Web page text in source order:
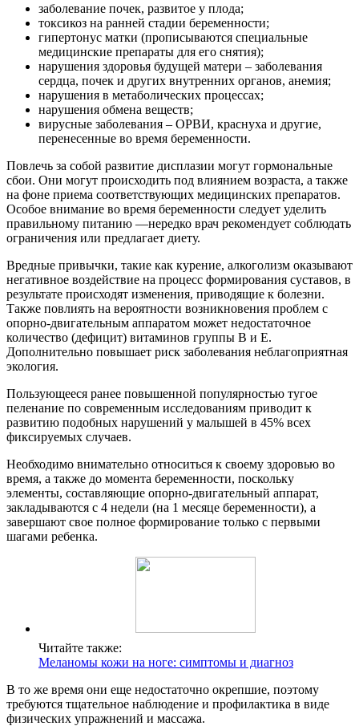
заболевание почек, развитое у плода;
токсикоз на ранней стадии беременности;
гипертонус матки (прописываются специальные
медицинские препараты для его снятия);
нарушения здоровья будущей матери – заболевания
сердца, почек и других внутренних органов, анемия;
нарушения в метаболических процессах;
нарушения обмена веществ;
вирусные заболевания – ОРВИ, краснуха и другие,
перенесенные во время беременности.
Повлечь за собой развитие дисплазии могут гормональные
сбои. Они могут происходить под влиянием возраста, а также
на фоне приема соответствующих медицинских препаратов.
Особое внимание во время беременности следует уделить
правильному питанию —нередко врач рекомендует соблюдать
ограничения или предлагает диету.
Вредные привычки, такие как курение, алкоголизм оказывают
негативное воздействие на процесс формирования суставов, в
результате происходят изменения, приводящие к болезни.
Также повлиять на вероятности возникновения проблем с
опорно-двигательным аппаратом может недостаточное
количество (дефицит) витаминов группы В и Е.
Дополнительно повышает риск заболевания неблагоприятная
экология.
Пользующееся ранее повышенной популярностью тугое
пеленание по современным исследованиям приводит к
развитию подобных нарушений у малышей в 45% всех
фиксируемых случаев.
Необходимо внимательно относиться к своему здоровью во
время, а также до момента беременности, поскольку
элементы, составляющие опорно-двигательный аппарат,
закладываются с 4 недели (на 1 месяце беременности), а
завершают свое полное формирование только с первыми
шагами ребенка.
Читайте также:
Меланомы кожи на ноге: симптомы и диагноз
В то же время они еще недостаточно окрепшие, поэтому
требуются тщательное наблюдение и профилактика в виде
физических упражнений и массажа.